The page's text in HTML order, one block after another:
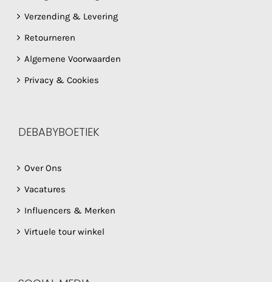
Verzending & Levering
Retourneren
Algemene Voorwaarden
Privacy & Cookies
DEBABYBOETIEK
Over Ons
Vacatures
Influencers & Merken
Virtuele tour winkel